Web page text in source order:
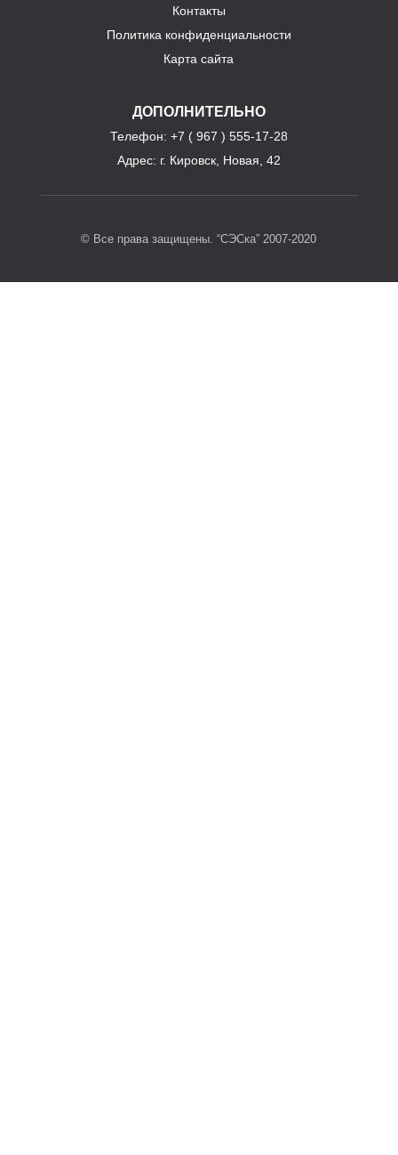
Контакты
Политика конфиденциальности
Карта сайта
ДОПОЛНИТЕЛЬНО
Телефон: +7 ( 967 ) 555-17-28
Адрес: г. Кировск, Новая, 42
© Все права защищены. “СЭСка” 2007-2020